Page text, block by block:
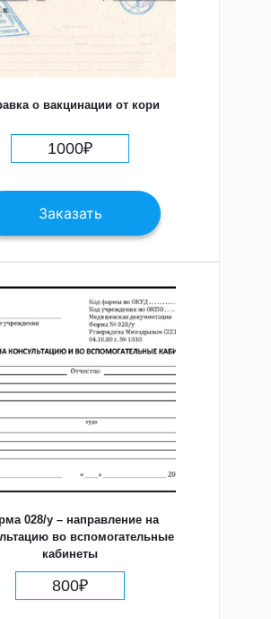
о вакцинации от кори
1000₽
Заказать
028/у – направление на
во вспомогательные
кабинеты
800₽